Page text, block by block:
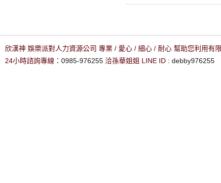
欣漢神 娛樂派對人力資源公司 專業 / 愛心 / 細心 / 耐心 幫助您利用有
24小時諮詢專線： 0985-976255 洽孫華姐姐 LINE ID : debby976255